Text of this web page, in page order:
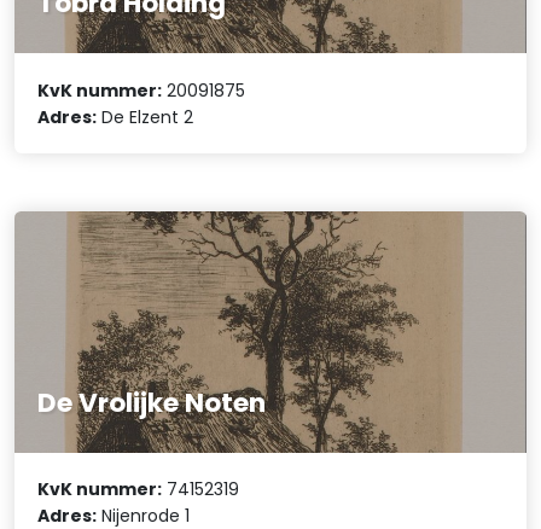
KvK nummer: 20091875
Adres: De Elzent 2
De Vrolijke Noten
KvK nummer: 74152319
Adres: Nijenrode 1